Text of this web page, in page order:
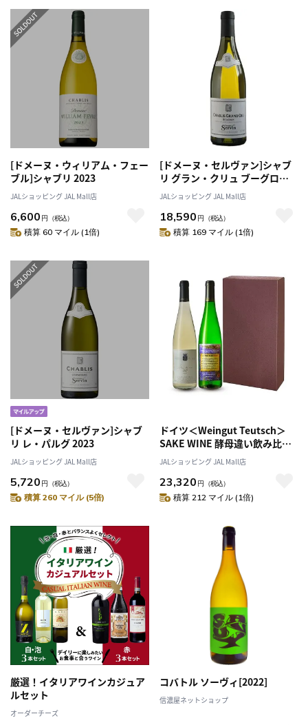
[ドメーヌ・ウィリアム・フェー
ブル]シャブリ 2023
JALショッピング JAL Mall店
6,600 円 （税込）
積算 60 マイル (1倍)
[ドメーヌ・セルヴァン]シャブ
リ グラン・クリュ ブーグロ
2022
JALショッピング JAL Mall店
18,590 円 （税込）
積算 169 マイル (1倍)
[ドメーヌ・セルヴァン]シャブ
リ レ・パルグ 2023
JALショッピング JAL Mall店
5,720 円 （税込）
積算 260 マイル (5倍)
ドイツ＜Weingut Teutsch＞
SAKE WINE 酵母違い飲み比べ
セット
JALショッピング JAL Mall店
23,320 円 （税込）
積算 212 マイル (1倍)
厳選！イタリアワインカジュア
ルセット
オーダーチーズ
コバトル ソーヴィ[2022]
信濃屋ネットショップ